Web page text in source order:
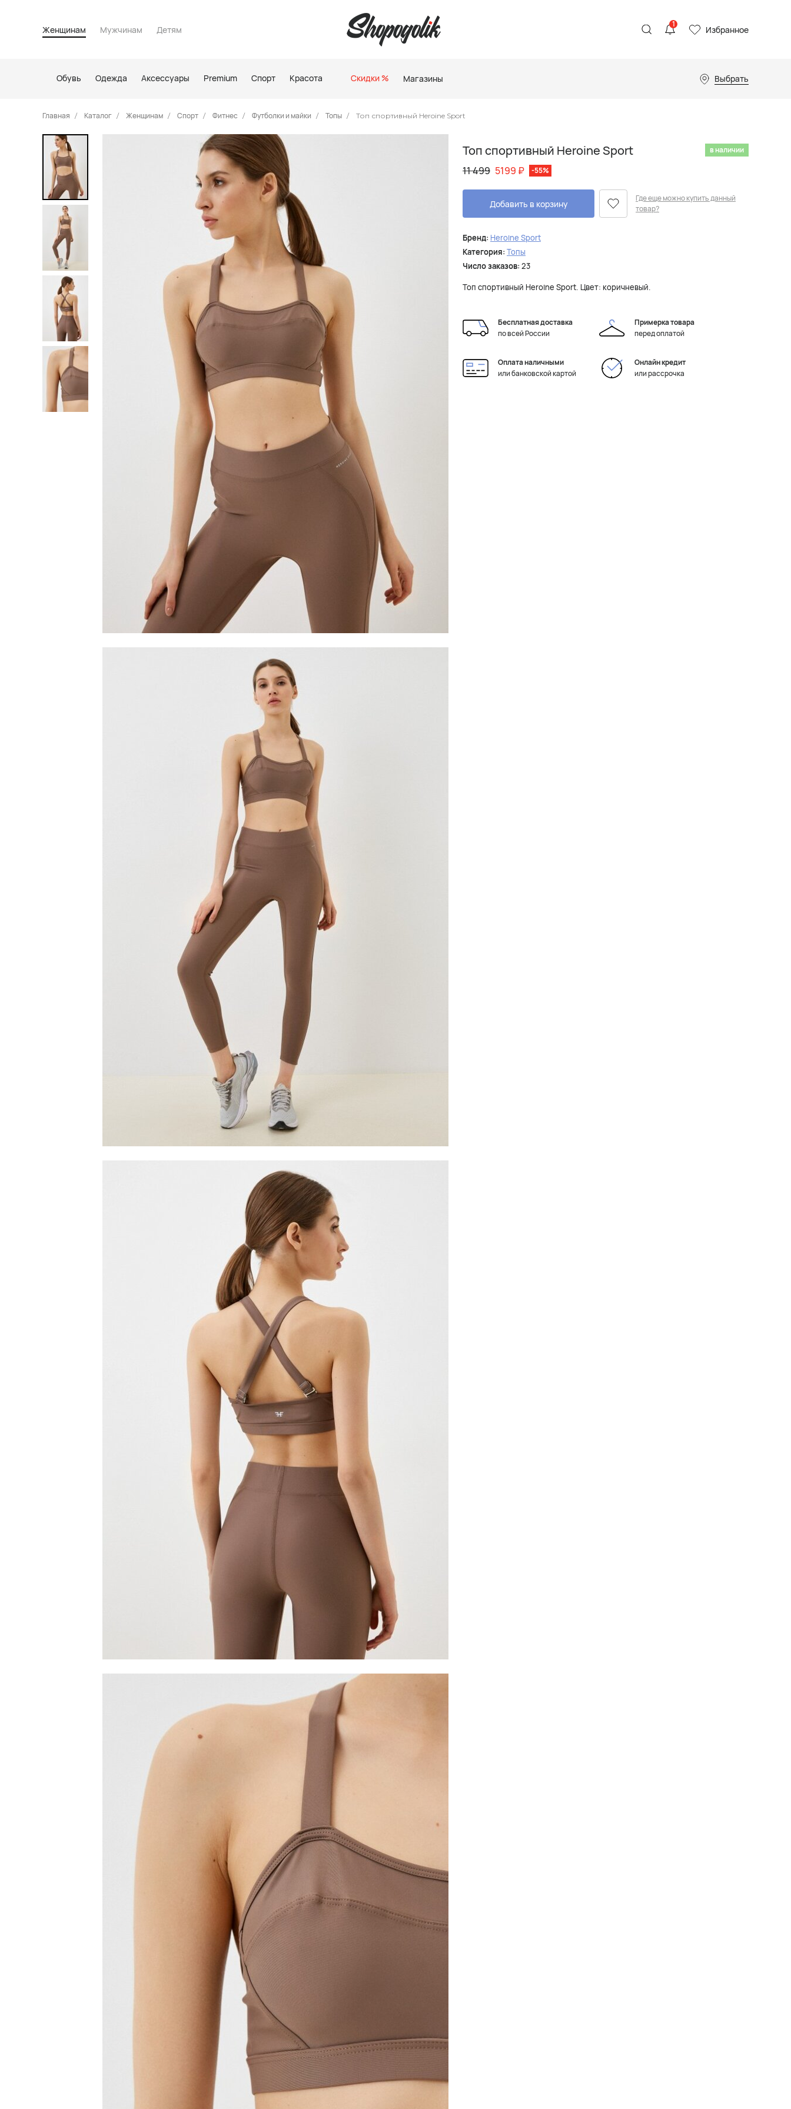
Женщинам Мужчинам Детям
1 Избранное
Обувь Одежда Аксессуары Premium Спорт Красота Скидки % Магазины Выбрать
Главная Каталог Женщинам Спорт Фитнес Футболки и майки Топы Топ спортивный Heroine Sport
Топ спортивный Heroine Sport в наличии
11 499 5199 ₽ -55%
Добавить в корзину
Где еще можно купить данный
товар?
Бренд: Heroine Sport
Категория: Топы
Число заказов: 23
Топ спортивный Heroine Sport. Цвет: коричневый.
Бесплатная доставка
по всей России
Примерка товара
перед оплатой
Оплата наличными
или банковской картой
Онлайн кредит
или рассрочка